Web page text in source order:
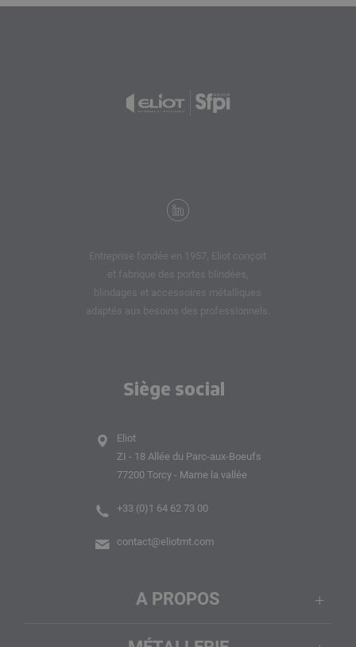
Siège social
Eliot
ZI - 18 Allée du Parc-aux-Boeufs
77200 Torcy - Marne la vallée
+33 (0)1 64 62 73 00
contact@eliotmt.com
A PROPOS
Entreprise fondée en 1957, Eliot conçoit
et fabrique des portes blindées,
blindages et accessoires métalliques
adaptés aux besoins des professionnels.